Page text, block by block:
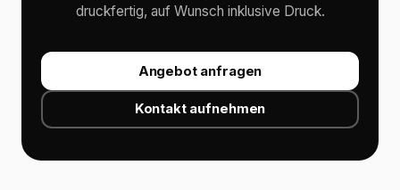
druckfertig, auf Wunsch inklusive Druck.
Angebot anfragen
Kontakt aufnehmen